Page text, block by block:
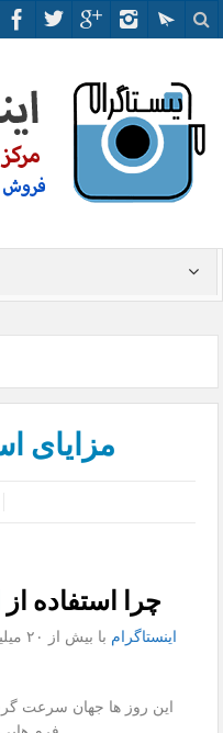
مزایای
چرا استفاده از
اینستاگرام
با
این روز ها جهان سرعت